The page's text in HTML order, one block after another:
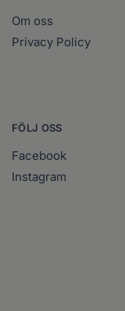
Om oss
Privacy Policy
FÖLJ OSS
Facebook
Instagram